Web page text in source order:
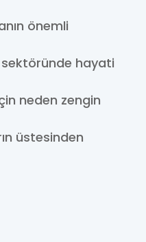
önemli
hayati
neden zengin
üstesinden